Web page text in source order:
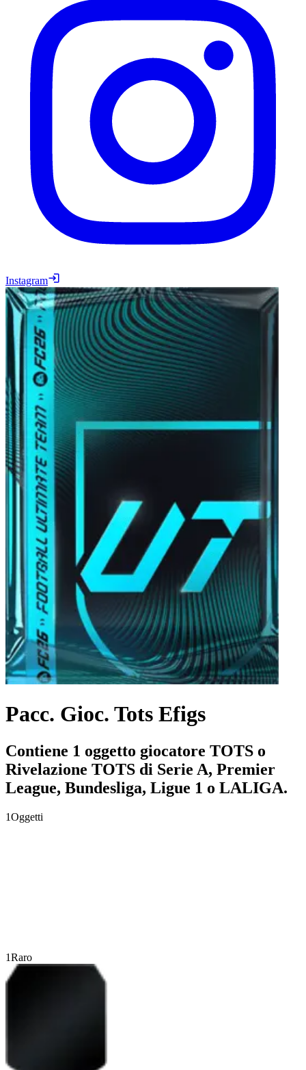
Instagram
Pacc. Gioc. Tots Efigs
Contiene 1 oggetto giocatore TOTS o
Rivelazione TOTS di Serie A, Premier
League, Bundesliga, Ligue 1 o LALIGA.
1Oggetti
1Raro